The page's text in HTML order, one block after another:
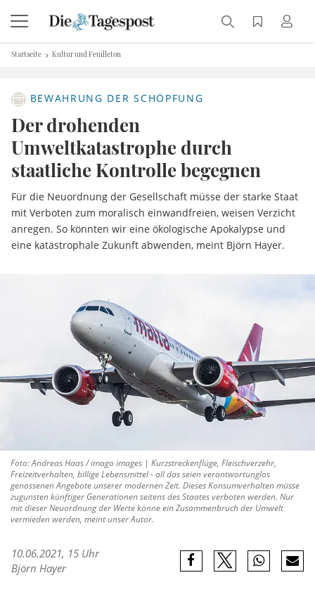
Startseite Kultur und Feuilleton
BEWAHRUNG DER SCHÖPFUNG
Der drohenden
Umweltkatastrophe durch
staatliche Kontrolle begegnen
Für die Neuordnung der Gesellschaft müsse der starke Staat
mit Verboten zum moralisch einwandfreien, weisen Verzicht
anregen. So könnten wir eine ökologische Apokalypse und
eine katastrophale Zukunft abwenden, meint Björn Hayer.
Foto: Andreas Haas / imago images | Kurzstreckenflüge, Fleischverzehr,
Freizeitverhalten, billige Lebensmittel - all das seien verantwortunglos
genossenen Angebote unserer modernen Zeit. Dieses Konsumverhalten müsse
zugunsten künftiger Generationen seitens des Staates verboten werden. Nur
mit dieser Neuordnung der Werte könne ein Zusammenbruch der Umwelt
vermieden werden, meint unser Autor.
10.06.2021, 15 Uhr
Björn Hayer